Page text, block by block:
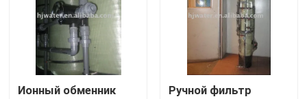
Оборудование очистки воды обратного осмоза
ultrapure система очищения воды
Ионный обменник
Ручной фильтр